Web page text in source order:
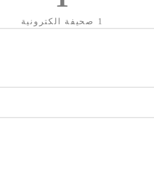
1 صحيفة الكترونية